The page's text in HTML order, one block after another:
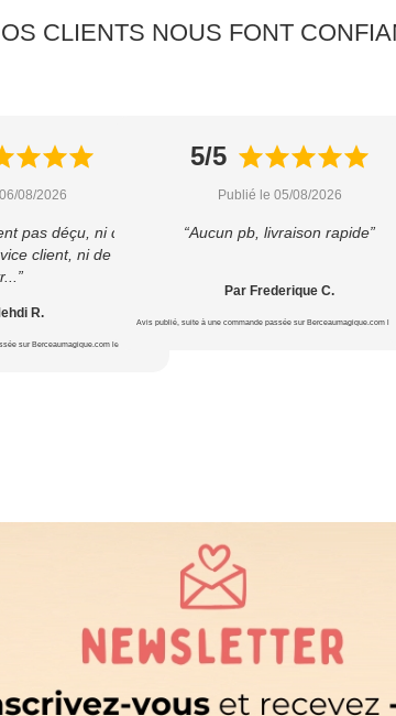
CLIENTS NOUS FONT
08/2026
pas déçu, ni du
client, ni de la
R.
sur Berceaumagique.com le 24/07/2026
5/5
Publié le 05/08/2026
“Aucun pb, livraison rapide”
Par Frederique C.
Avis publié, suite à une commande passée sur Berceaumagique.com le